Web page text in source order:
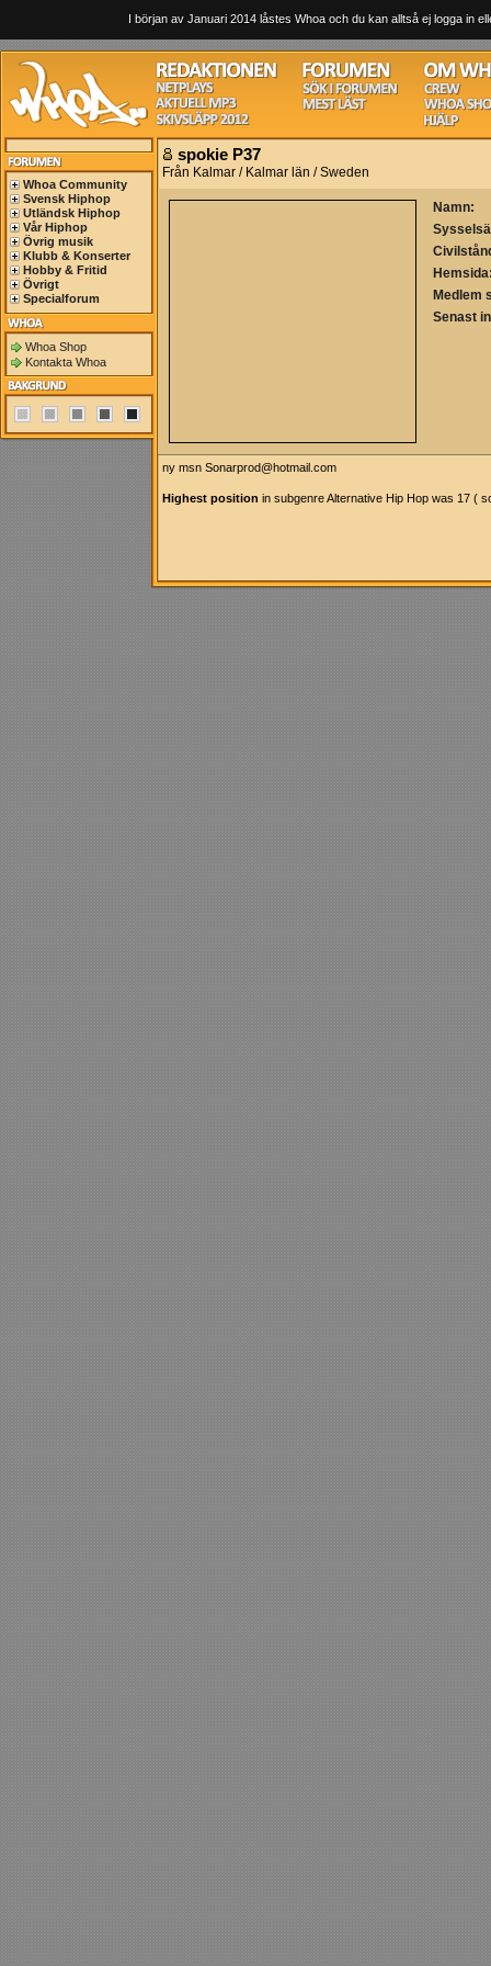
I början av Januari 2014 låstes Whoa och du kan alltså ej logga in
Whoa Community
Svensk Hiphop
Utländsk Hiphop
Vår Hiphop
Övrig musik
Klubb & Konserter
Hobby & Fritid
Övrigt
Specialforum
Whoa Shop
Kontakta Whoa
spokie P37
Från Kalmar / Kalmar län / Sweden
Namn:
Medlem
Senast
ny msn Sonarprod@hotmail.com
Highest position in subgenre Alternative Hip Hop was 17 (